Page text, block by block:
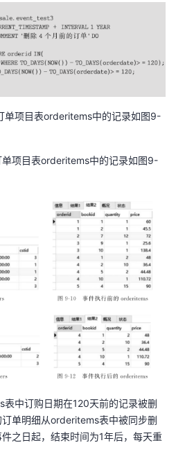
单项目表orderitems中的记录如图9-
项目表orderitems中的记录如图9-
中订购日期在120天前的记录被删
单明细从orderitems表中被同步删
之日起，结束时间为1年后，每天重